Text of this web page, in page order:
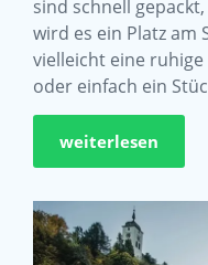
sind schnell
wird es ein Platz am
vielleicht eine
oder einfach ein
weiterlesen